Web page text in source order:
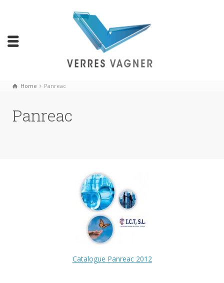
Home Panreac
Panreac
Catalogue Panreac 2012